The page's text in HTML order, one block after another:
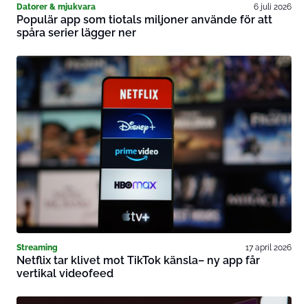
Datorer & mjukvara 6 juli 2026
Populär app som tiotals miljoner använde för att
spåra serier lägger ner
Streaming 17 april 2026
Netflix tar klivet mot TikTok känsla– ny app får
vertikal videofeed